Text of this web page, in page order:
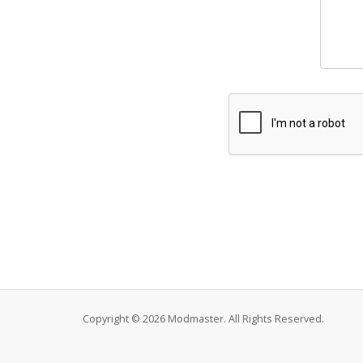
Copyright © 2026 Modmaster. All Rights Reserved.